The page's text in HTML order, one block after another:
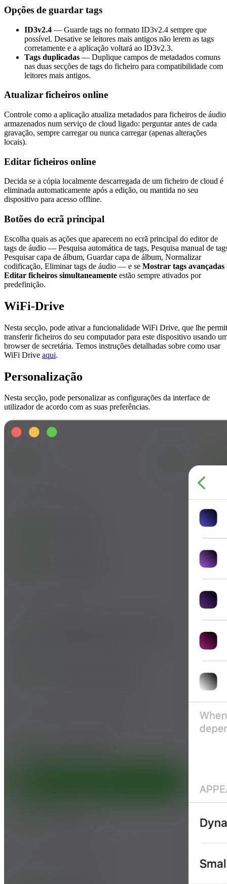
Opções de guardar tags
ID3v2.4 — Guarde tags no formato ID3v2.4 sempre que
possível. Desative se leitores mais antigos não lerem as tags
corretamente e a aplicação voltará ao ID3v2.3.
Tags duplicadas — Duplique campos de metadados comuns
nas duas secções de tags do ficheiro para compatibilidade com
leitores mais antigos.
Atualizar ficheiros online
Controle como a aplicação atualiza metadados para ficheiros de áudio
armazenados num serviço de cloud ligado: perguntar antes de cada
gravação, sempre carregar ou nunca carregar (apenas alterações
locais).
Editar ficheiros online
Decida se a cópia localmente descarregada de um ficheiro de cloud é
eliminada automaticamente após a edição, ou mantida no seu
dispositivo para acesso offline.
Botões do ecrã principal
Escolha quais as ações que aparecem no ecrã principal do editor de
tags de áudio — Pesquisa automática de tags, Pesquisa manual de
Pesquisar capa de álbum, Guardar capa de álbum, Normalizar
codificação, Eliminar tags de áudio — e se Mostrar tags avançadas
Editar ficheiros simultaneamente estão sempre ativados por
predefinição.
WiFi-Drive
Nesta secção, pode ativar a funcionalidade WiFi Drive, que lhe
transferir ficheiros do seu computador para este dispositivo usando
browser de secretária. Temos instruções detalhadas sobre como usar
WiFi Drive aqui.
Personalização
Nesta secção, pode personalizar as configurações da interface de
utilizador de acordo com as suas preferências.